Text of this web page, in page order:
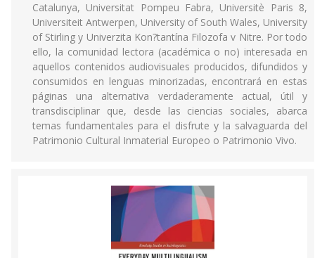
Catalunya, Universitat Pompeu Fabra, Universitè Paris 8,
Universiteit Antwerpen, University of South Wales, University
of Stirling y Univerzita Kon?tantína Filozofa v Nitre. Por todo
ello, la comunidad lectora (académica o no) interesada en
aquellos contenidos audiovisuales producidos, difundidos y
consumidos en lenguas minorizadas, encontrará en estas
páginas una alternativa verdaderamente actual, útil y
transdisciplinar que, desde las ciencias sociales, abarca
temas fundamentales para el disfrute y la salvaguarda del
Patrimonio Cultural Inmaterial Europeo o Patrimonio Vivo.